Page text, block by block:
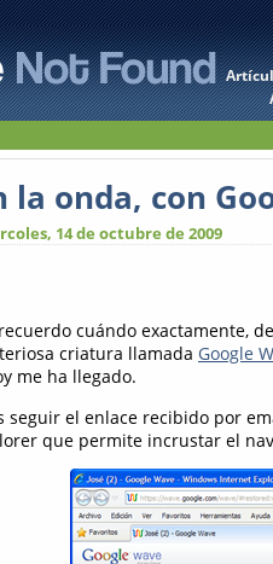
la onda, con
14 de octubre de 2009
cuándo exactamente,
criatura llamada Google
me ha llegado.
seguir el enlace recibido por
que permite incrustar el